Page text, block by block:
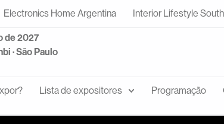
Electronics Home Argentina Interior Lifestyle
de 2027
· São Paulo
Lista de expositores Programação